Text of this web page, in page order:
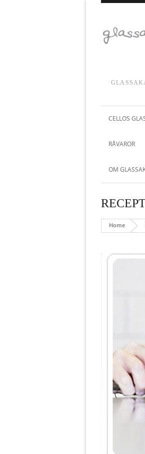
CELLOS
RÅVAROR
OM
Home